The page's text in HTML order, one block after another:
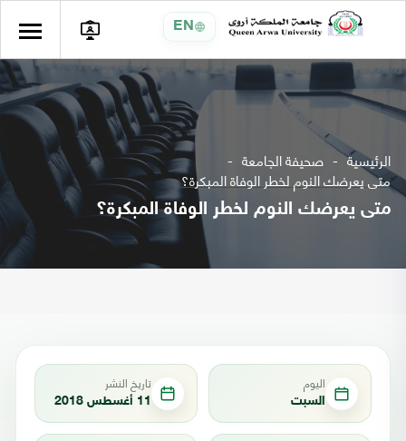
EN
الرئيسية صحيفة الجامعة
متى يعرضك النوم لخطر الوفاة المبكرة؟
متى يعرضك النوم لخطر الوفاة المبكرة؟
اليوم
السبت
تاريخ النشر
11 أغسطس 2018